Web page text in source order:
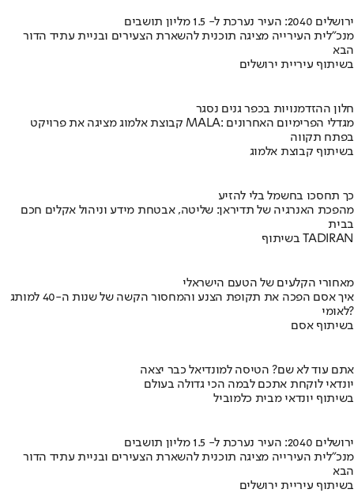
ירושלים 2040: העיר נערכת ל- 1.5 מליון תושבים
מנכ"לית העירייה מציגה תוכנית להשארת הצעירים ובניית עתיד הדור
הבא
בשיתוף עיריית ירושלים
חלון ההזדמנויות בכפר גנים נסגר
קבוצת אלמוג מציגה את פרויקט MALA: מגדלי הפרימיום האחרונים
בפתח תקווה
בשיתוף קבוצת אלמוג
כך תחסכו בחשמל בלי להזיע
מהפכת האנרגיה של תדיראן: שליטה, אבטחת מידע וניהול אקלים חכם
בבית
בשיתוף TADIRAN
מאחורי הקלעים של הטעם הישראלי
איך אסם הפכה את תקופת הצנע והמחסור הקשה של שנות ה-40 למותג
לאומי?
בשיתוף אסם
אתם עוד לא שם? הטיסה למונדיאל כבר יצאה
יונדאי לוקחת אתכם לבמה הכי גדולה בעולם
בשיתוף יונדאי מבית כלמוביל
ירושלים 2040: העיר נערכת ל- 1.5 מליון תושבים
מנכ"לית העירייה מציגה תוכנית להשארת הצעירים ובניית עתיד הדור
הבא
בשיתוף עיריית ירושלים